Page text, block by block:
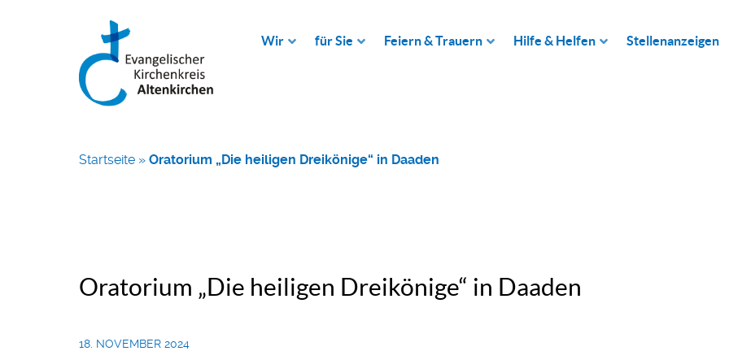
Wir für Sie Feiern & Trauern Hilfe & Helfen Stellenanzeigen
Startseite » Oratorium „Die heiligen Dreikönige“ in Daaden
Oratorium „Die heiligen Dreikönige“ in Daaden
18. NOVEMBER 2024